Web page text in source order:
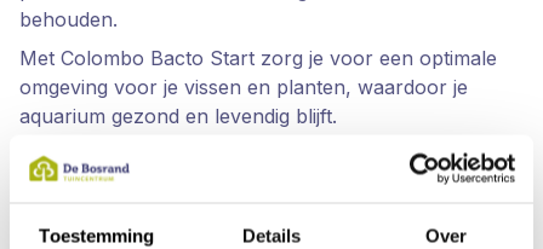
Toestemming Details Over
behouden.
Met Colombo Bacto Start zorg je voor een optimale
omgeving voor je vissen en planten, waardoor je
aquarium gezond en levendig blijft.
Specificaties